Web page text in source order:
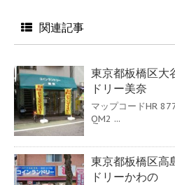
関連記事
東京都板橋区大
ドリー美奈
マップコードHR
QM2 ...
東京都板橋区高
ドリーかわの